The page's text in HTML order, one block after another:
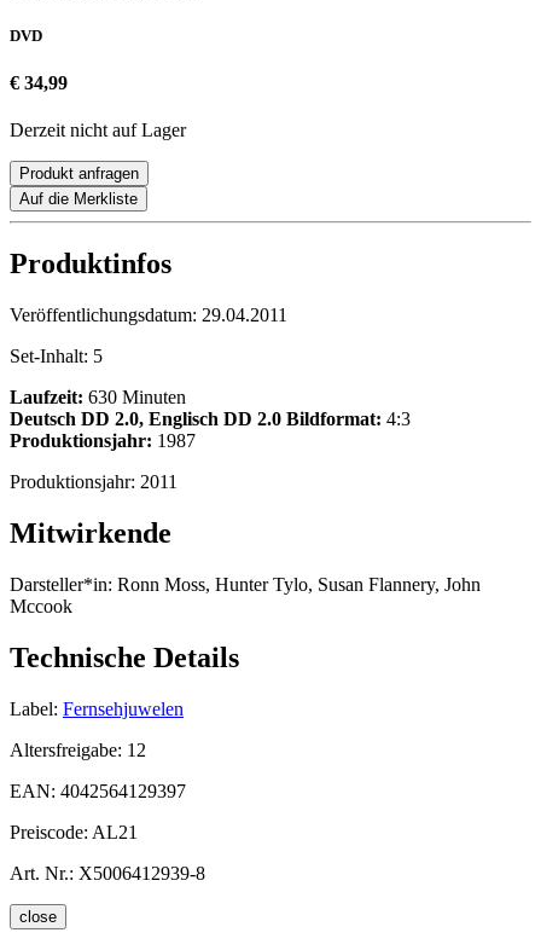
DVD
€ 34,99
Derzeit nicht auf Lager
Produkt anfragen
Auf die Merkliste
Produktinfos
Veröffentlichungsdatum: 29.04.2011
Set-Inhalt: 5
Laufzeit: 630 Minuten
Deutsch DD 2.0, Englisch DD 2.0 Bildformat: 4:3
Produktionsjahr: 1987
Produktionsjahr: 2011
Mitwirkende
Darsteller*in: Ronn Moss, Hunter Tylo, Susan Flannery, John
Mccook
Technische Details
Label: Fernsehjuwelen
Altersfreigabe: 12
EAN: 4042564129397
Preiscode: AL21
Art. Nr.: X5006412939-8
close